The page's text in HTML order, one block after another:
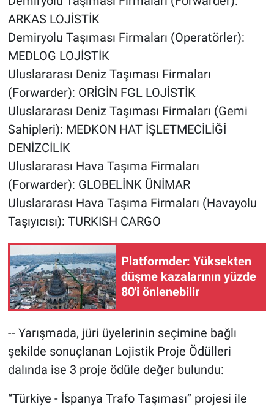
ARKAS LOJİSTİK
Demiryolu Taşıması Firmaları (Operatörler):
MEDLOG LOJİSTİK
Uluslararası Deniz Taşıması Firmaları
(Forwarder): ORİGİN FGL LOJİSTİK
Uluslararası Deniz Taşıması Firmaları (Gemi
Sahipleri): MEDKON HAT İŞLETMECİLİĞİ
DENİZCİLİK
Uluslararası Hava Taşıma Firmaları
(Forwarder): GLOBELİNK ÜNİMAR
Uluslararası Hava Taşıma Firmaları (Havayolu
Taşıyıcısı): TURKISH CARGO
Platformder: Yüksekten
düşme kazalarının yüzde
80'i önlenebilir
-- Yarışmada, jüri üyelerinin seçimine bağlı
şekilde sonuçlanan Lojistik Proje Ödülleri
dalında ise 3 proje ödüle değer bulundu:
“Türkiye - İspanya Trafo Taşıması” projesi ile